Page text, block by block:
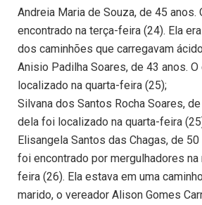
Andreia Maria de Souza, de 45 anos.
encontrado na terça-feira (24). Ela
dos caminhões que carregavam
Anisio Padilha Soares, de 43 anos.
localizado na quarta-feira (25);
Silvana dos Santos Rocha Soares,
dela foi localizado na quarta-feira
Elisangela Santos das Chagas, de
foi encontrado por mergulhadores na
feira (26). Ela estava em uma
marido, o vereador Alison Gomes